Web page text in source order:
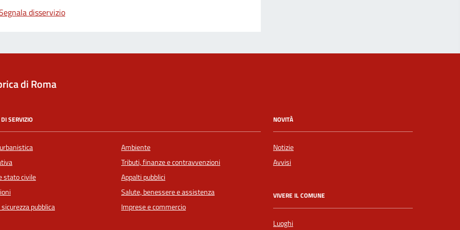
disservizio
di Roma
SERVIZIO
stato civile
pubblica
Ambiente
Tributi, finanze e contravvenzioni
Appalti pubblici
Salute, benessere e assistenza
Imprese e commercio
NOVITÀ
Notizie
Avvisi
VIVERE IL COMUNE
Luoghi